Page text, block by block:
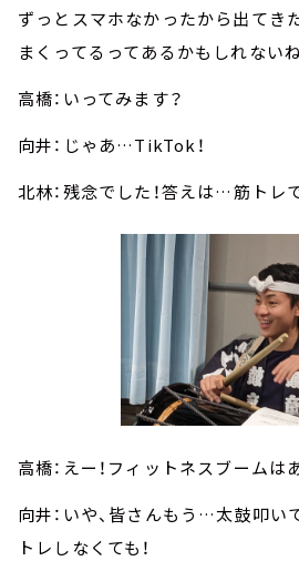
ずっとスマホなかったから出て
まくってるってあるかもしれない
高橋：いってみます？
向井：じゃあ…TikTok！
北林：残念でした！答えは…筋トレ
高橋：えー！フィットネスブームは
向井：いや、皆さんもう…太鼓叩い
トレしなくても！